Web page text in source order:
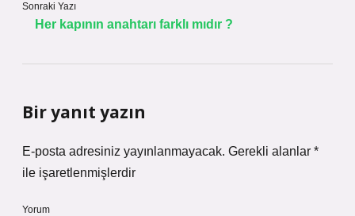
Sonraki Yazı
Her kapının anahtarı farklı mıdır ?
Bir yanıt yazın
E-posta adresiniz yayınlanmayacak. Gerekli alanlar *
ile işaretlenmişlerdir
Yorum